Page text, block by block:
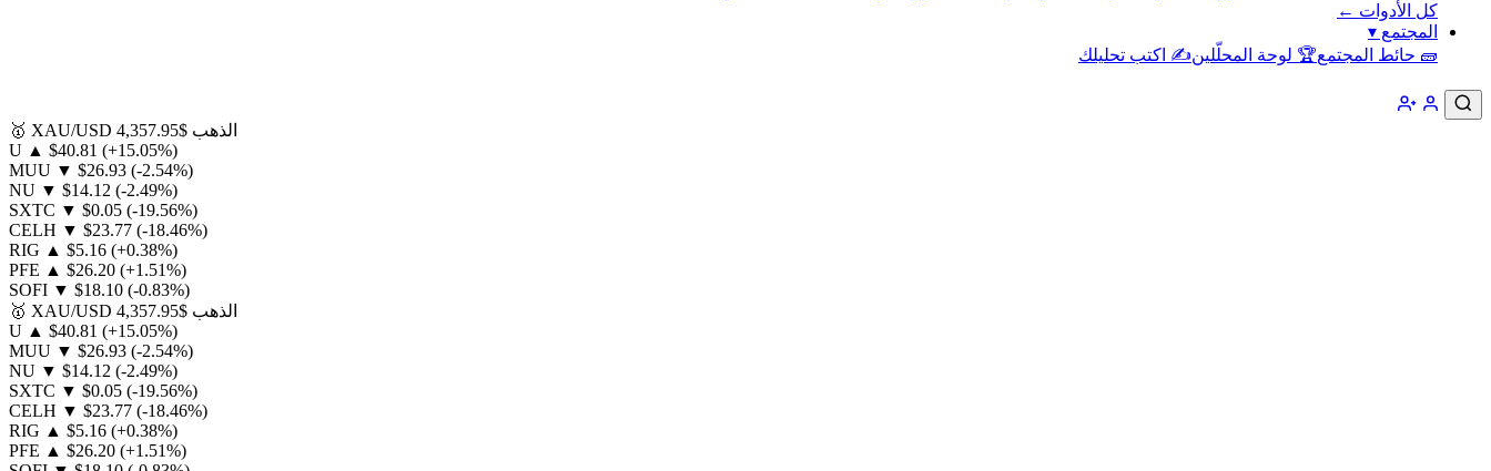
كل الأدوات ←
المجتمع ▾
🧱 حائط المجتمع🏆 لوحة المحلّلين✍️ اكتب تحليلك
🥇 XAU/USD الذهب $4,357.95
U ▲ $40.81 (+15.05%)
MUU ▼ $26.93 (-2.54%)
NU ▼ $14.12 (-2.49%)
SXTC ▼ $0.05 (-19.56%)
CELH ▼ $23.77 (-18.46%)
RIG ▲ $5.16 (+0.38%)
PFE ▲ $26.20 (+1.51%)
SOFI ▼ $18.10 (-0.83%)
🥇 XAU/USD الذهب $4,357.95
U ▲ $40.81 (+15.05%)
MUU ▼ $26.93 (-2.54%)
NU ▼ $14.12 (-2.49%)
SXTC ▼ $0.05 (-19.56%)
CELH ▼ $23.77 (-18.46%)
RIG ▲ $5.16 (+0.38%)
PFE ▲ $26.20 (+1.51%)